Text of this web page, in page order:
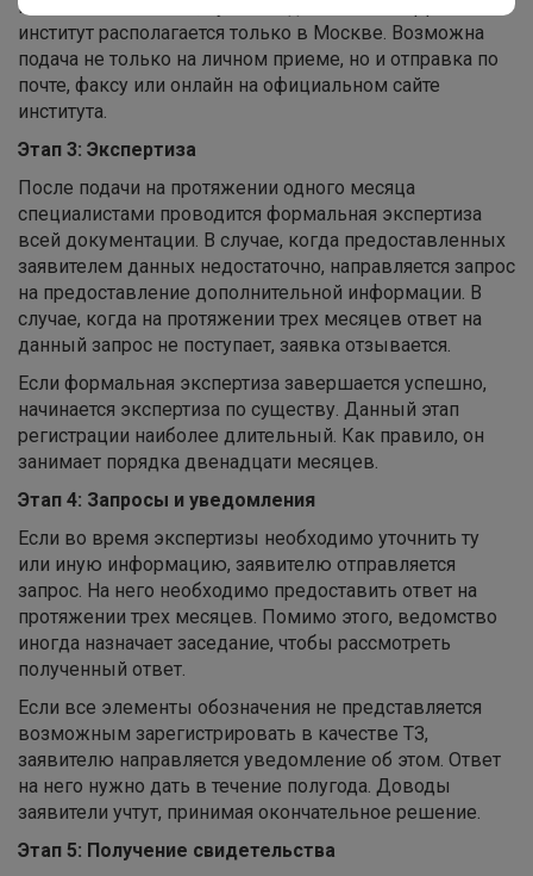
патентной пошлины, нужно подать в ФИПС. Данный
институт располагается только в Москве. Возможна
подача не только на личном приеме, но и отправка по
почте, факсу или онлайн на официальном сайте
института.
Этап 3: Экспертиза
После подачи на протяжении одного месяца
специалистами проводится формальная экспертиза
всей документации. В случае, когда предоставленных
заявителем данных недостаточно, направляется запрос
на предоставление дополнительной информации. В
случае, когда на протяжении трех месяцев ответ на
данный запрос не поступает, заявка отзывается.
Если формальная экспертиза завершается успешно,
начинается экспертиза по существу. Данный этап
регистрации наиболее длительный. Как правило, он
занимает порядка двенадцати месяцев.
Этап 4: Запросы и уведомления
Если во время экспертизы необходимо уточнить ту
или иную информацию, заявителю отправляется
запрос. На него необходимо предоставить ответ на
протяжении трех месяцев. Помимо этого, ведомство
иногда назначает заседание, чтобы рассмотреть
полученный ответ.
Если все элементы обозначения не представляется
возможным зарегистрировать в качестве ТЗ,
заявителю направляется уведомление об этом. Ответ
на него нужно дать в течение полугода. Доводы
заявители учтут, принимая окончательное решение.
Этап 5: Получение свидетельства